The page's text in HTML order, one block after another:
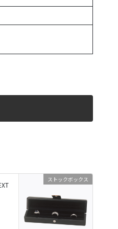
ストックボックス